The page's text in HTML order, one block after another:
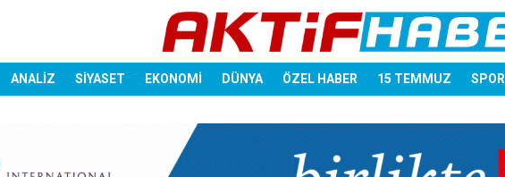
ANALİZ SİYASET EKONOMİ DÜNYA ÖZEL HABER 15 TEMMUZ SPOR